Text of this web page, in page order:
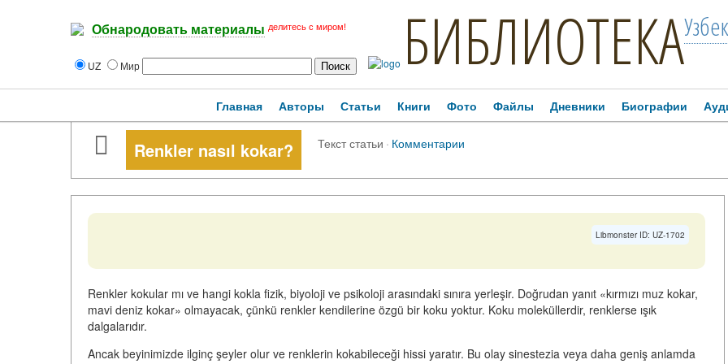
Обнародовать материалы делитесь с миром!
UZ Мир БИБЛИОТЕКА
Главная Авторы Статьи Книги Фото Файлы Дневники Биографии
Renkler nasıl kokar? Текст статьи · Комментарии
Libmonster ID: UZ-1702
Renkler kokular mı ve hangi kokla fizik, biyoloji ve psikoloji arasındaki sınıra yerleşir. Doğrudan yanıt «kırmızı muz kokar,
mavi deniz kokar» olmayacak, çünkü renkler kendilerine özgü bir koku yoktur. Koku moleküllerdir, renklerse ışık
dalgalarıdır.
Ancak beyinimizde ilginç şeyler olur ve renklerin kokabileceği hissi yaratır. Bu olay sinestezia veya daha geniş anlamda